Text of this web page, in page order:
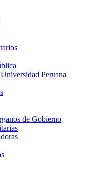
Peruana
de Gobierno